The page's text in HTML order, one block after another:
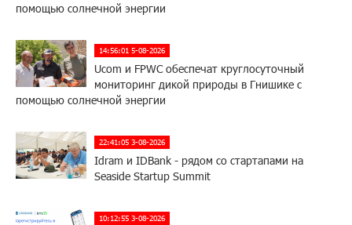
помощью солнечной энергии
14:56:01 5-08-2026
Ucom и FPWC обеспечат круглосуточный
мониторинг дикой природы в Гнишике с
помощью солнечной энергии
22:41:05 3-08-2026
Idram и IDBank - рядом со стартапами на
Seaside Startup Summit
10:12:55 3-08-2026